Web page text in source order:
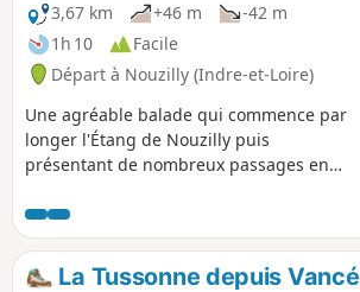
3,67 km
+46 m
-42 m
1h 10
Facile
Départ à Nouzilly (Indre-et-Loire)
Une agréable balade qui commence par
longer l'Étang de Nouzilly puis
présentant de nombreux passages en
La Tussonne depuis Vancé